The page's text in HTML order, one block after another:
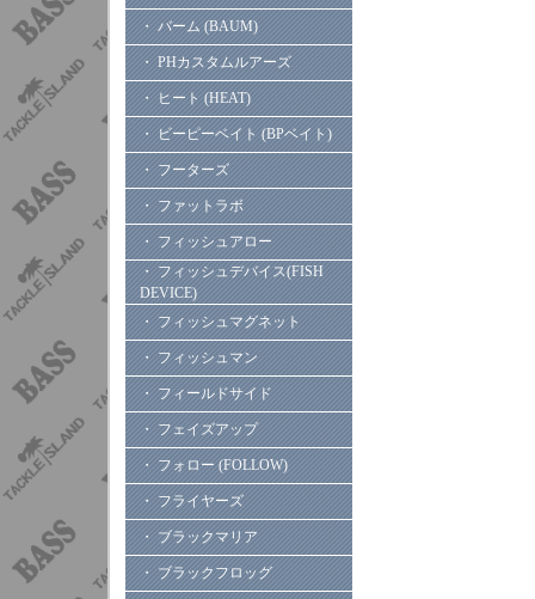
・ バーム (BAUM)
・ PHカスタムルアーズ
・ ヒート (HEAT)
・ ビーピーベイト (BPベイト)
・ フーターズ
・ ファットラボ
・ フィッシュアロー
・ フィッシュデバイス(FISH
DEVICE)
・ フィッシュマグネット
・ フィッシュマン
・ フィールドサイド
・ フェイズアップ
・ フォロー (FOLLOW)
・ フライヤーズ
・ ブラックマリア
・ ブラックフロッグ